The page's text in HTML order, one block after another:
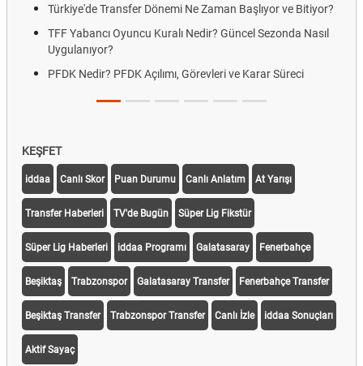
Türkiye'de Transfer Dönemi Ne Zaman Başlıyor ve Bitiyor?
TFF Yabancı Oyuncu Kuralı Nedir? Güncel Sezonda Nasıl
Uygulanıyor?
PFDK Nedir? PFDK Açılımı, Görevleri ve Karar Süreci
KEŞFET
iddaa Canlı Skor Puan Durumu Canlı Anlatım At Yarışı
Transfer Haberleri TV'de Bugün Süper Lig Fikstür
Süper Lig Haberleri iddaa Programı Galatasaray Fenerbahçe
Beşiktaş Trabzonspor Galatasaray Transfer Fenerbahçe Transfer
Beşiktaş Transfer Trabzonspor Transfer Canlı İzle iddaa Sonuçları
Aktif Sayaç